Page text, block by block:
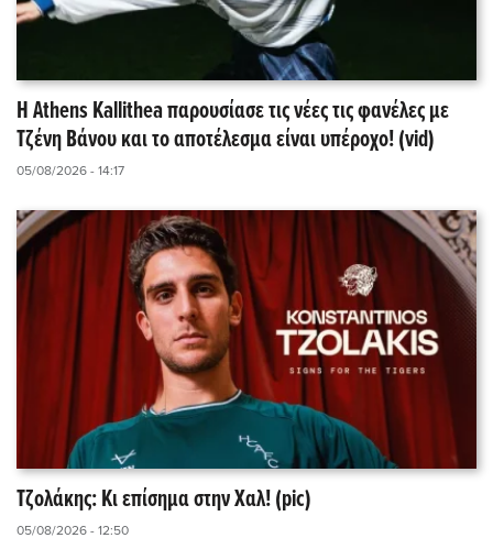
Η Athens Kallithea παρουσίασε τις νέες τις φανέλες με
Τζένη Βάνου και το αποτέλεσμα είναι υπέροχο! (vid)
05/08/2026 - 14:17
Τζολάκης: Κι επίσημα στην Χαλ! (pic)
05/08/2026 - 12:50